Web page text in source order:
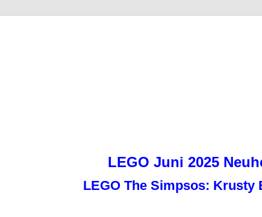
LEGO Juni 2025
LEGO The Simpsos: